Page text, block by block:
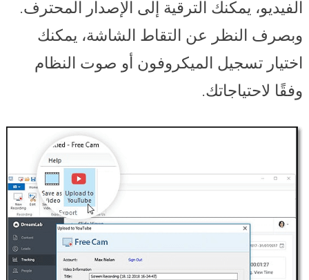
الفيديو، يمكنك الترقية إلى الإصدار المحترف.
وبصرف النظر عن التقاط الشاشة، يمكنك
اختيار تسجيل الميكروفون أو صوت النظام
وفقًا لاحتياجاتك.